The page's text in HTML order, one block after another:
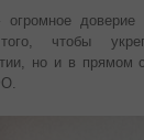
доверие
чтобы
но и в